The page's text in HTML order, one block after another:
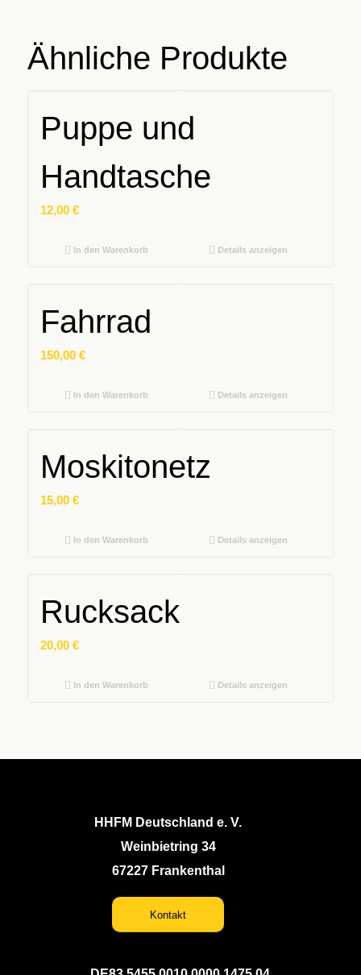
Ähnliche Produkte
Puppe und
Handtasche
12,00 €
In den Warenkorb Details anzeigen
Fahrrad
150,00 €
In den Warenkorb Details anzeigen
Moskitonetz
15,00 €
In den Warenkorb Details anzeigen
Rucksack
20,00 €
In den Warenkorb Details anzeigen
HHFM Deutschland e. V.
Weinbietring 34
67227 Frankenthal
Kontakt